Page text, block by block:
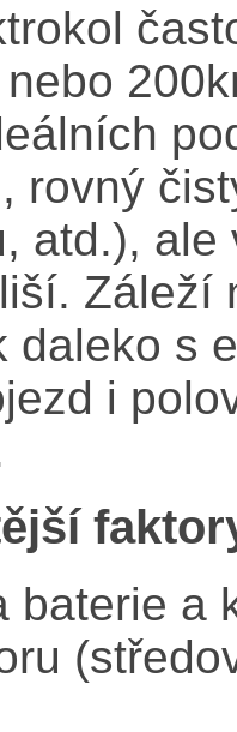
rovný
atd.),
Záleží
daleko s
i
baterie a